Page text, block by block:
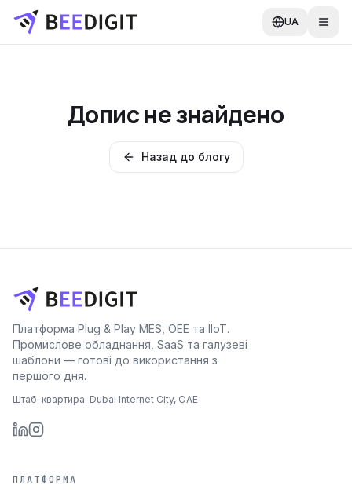
UA
Допис не знайдено
Назад до блогу
Платформа Plug & Play MES, OEE та IIoT.
Промислове обладнання, SaaS та галузеві
шаблони — готові до використання з
першого дня.
Штаб-квартира: Dubai Internet City, ОАЕ
ПЛАТФОРМА